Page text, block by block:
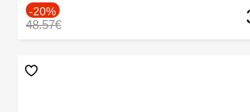
-20%
48.57€